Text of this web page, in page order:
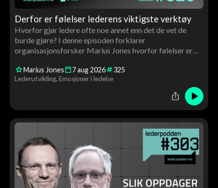
Derfor er følelser lederens viktigste verktøy
Hvorfor gjør ledere ofte noe annet enn det de vet de
burde gjøre? I denne episoden forklarer
organisasjonsforsker Marius Jones hvorfor følelser er
utvikling – og hvorfor ledere må bli bedre kjent med
både egne og andres følelser.
Marius Jones 7aug2026 325
Lederutvikling Emosjoner i ledelse